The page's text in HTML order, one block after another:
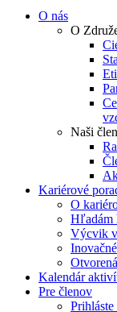
O nás
O
Naši
Kariérové
O
Hľadám
Výcvik v
Kalendár
Pre členov
Prihláste